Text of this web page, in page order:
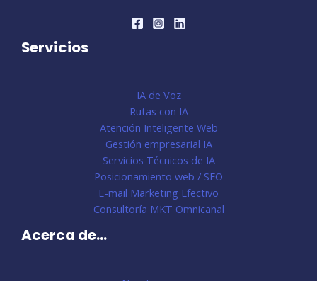
Servicios
IA de Voz
Rutas con IA
Atención Inteligente Web
Gestión empresarial IA
Servicios Técnicos de IA
Posicionamiento web / SEO
E-mail Marketing Efectivo
Consultoría MKT Omnicanal
Acerca de...